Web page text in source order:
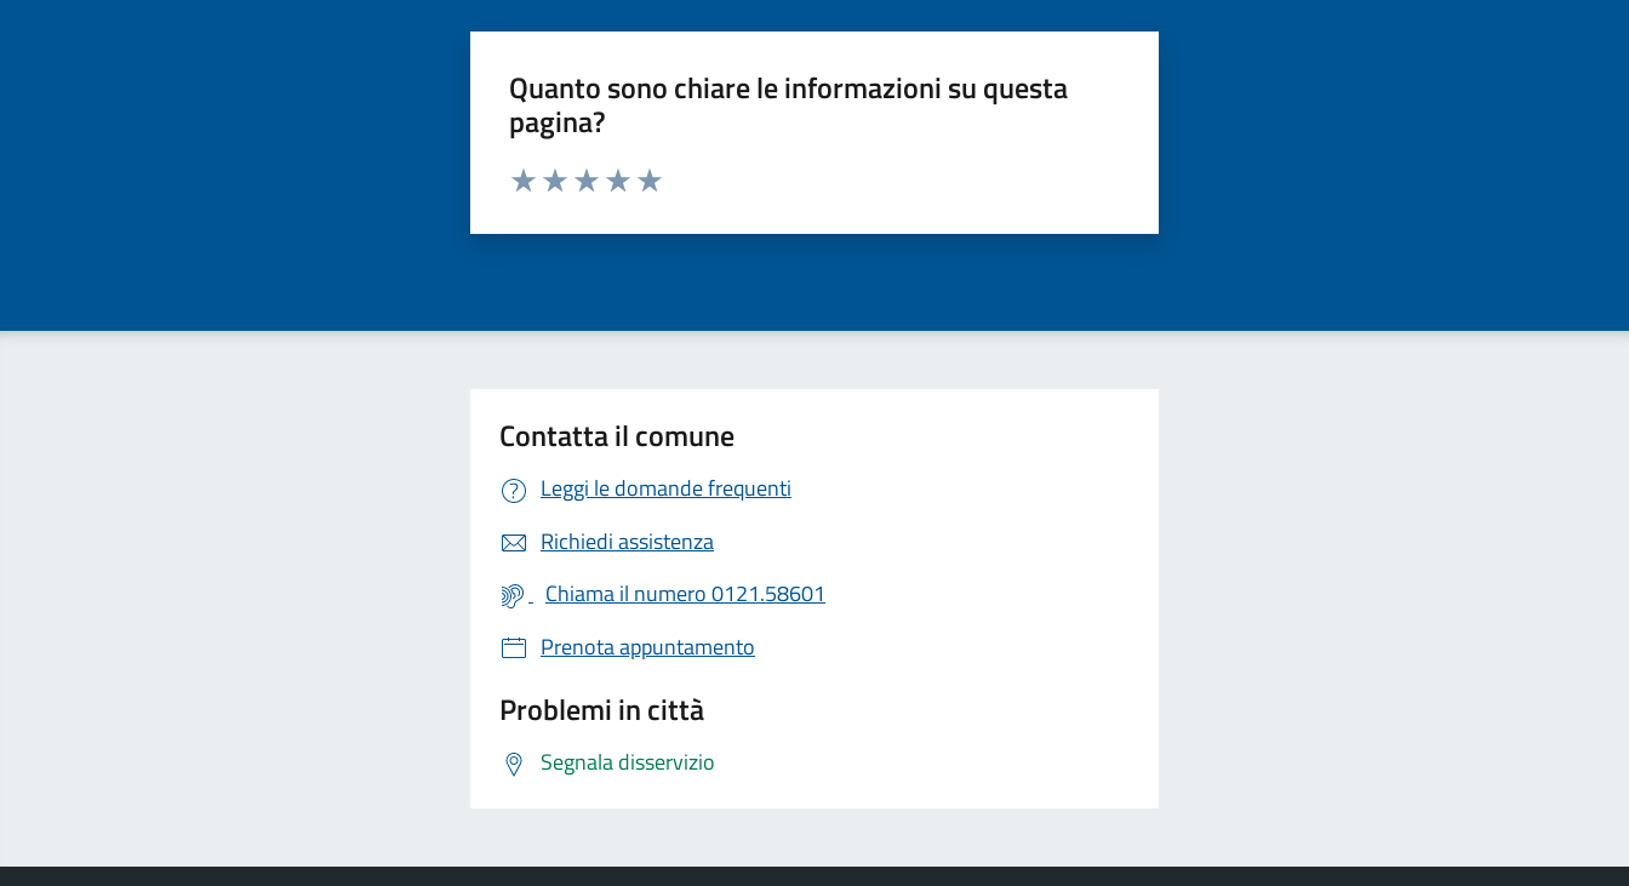
Quanto sono chiare le informazioni su questa
pagina?
Valuta da 1 a 5 stelle la pagina
Contatta il comune
Leggi le domande frequenti
Richiedi assistenza
Chiama il numero 0121.58601
Prenota appuntamento
Problemi in città
Segnala disservizio